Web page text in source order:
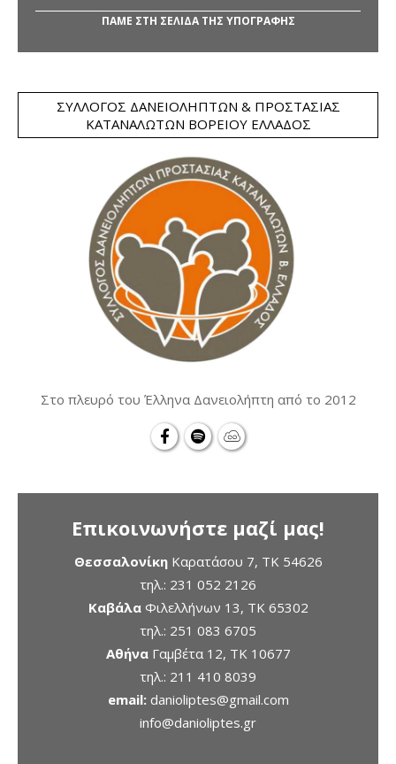
ΠΑΜΕ ΣΤΗ ΣΕΛΙΔΑ ΤΗΣ ΥΠΟΓΡΑΦΗΣ
ΣΎΛΛΟΓΟΣ ΔΑΝΕΙΟΛΗΠΤΏΝ & ΠΡΟΣΤΑΣΊΑΣ
ΚΑΤΑΝΑΛΩΤΏΝ ΒΟΡΕΊΟΥ ΕΛΛΆΔΟΣ
Στο πλευρό του Έλληνα Δανειολήπτη από το 2012
Επικοινωνήστε μαζί μας!
ΘεσσαλονίκηΚαρατάσου 7, TK 54626
τηλ.: 231 052 2126
ΚαβάλαΦιλελλήνων 13, ΤΚ 65302
τηλ.: 251 083 6705
ΑθήναΓαμβέτα 12, ΤΚ 10677
τηλ.: 211 410 8039
email: danioliptes@gmail.com
info@danioliptes.gr